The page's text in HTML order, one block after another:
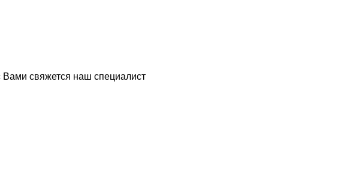
свяжется наш специалист